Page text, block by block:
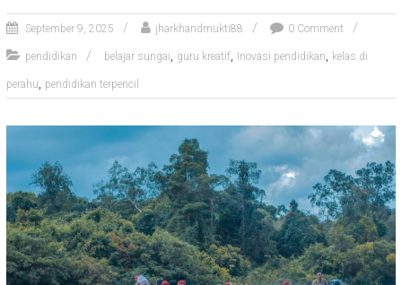
September 9, 2025 jharkhandmukti88 0 Comment
pendidikan belajar sungai, guru kreatif, Inovasi pendidikan, kelas di
perahu, pendidikan terpencil